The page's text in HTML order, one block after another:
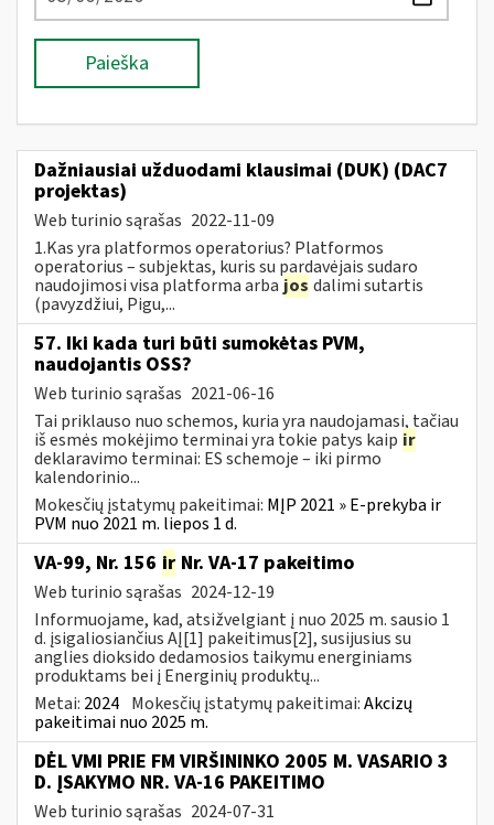
Paieška
Dažniausiai užduodami klausimai (DUK) (DAC7
projektas)
Web turinio sąrašas 2022-11-09
1.Kas yra platformos operatorius? Platformos
operatorius – subjektas, kuris su pardavėjais sudaro
naudojimosi visa platforma arba jos dalimi sutartis
(pavyzdžiui, Pigu,...
57. Iki kada turi būti sumokėtas PVM,
naudojantis OSS?
Web turinio sąrašas 2021-06-16
Tai priklauso nuo schemos, kuria yra naudojamasi, tačiau
iš esmės mokėjimo terminai yra tokie patys kaip ir
deklaravimo terminai: ES schemoje – iki pirmo
kalendorinio...
Mokesčių įstatymų pakeitimai: MĮP 2021 » E-prekyba ir
PVM nuo 2021 m. liepos 1 d.
VA-99, Nr. 156 ir Nr. VA-17 pakeitimo
Web turinio sąrašas 2024-12-19
Informuojame, kad, atsižvelgiant į nuo 2025 m. sausio 1
d. įsigaliosiančius AĮ[1] pakeitimus[2], susijusius su
anglies dioksido dedamosios taikymu energiniams
produktams bei į Energinių produktų...
Metai: 2024 Mokesčių įstatymų pakeitimai:Akcizų
pakeitimai nuo 2025 m.
DĖL VMI PRIE FM VIRŠININKO 2005 M. VASARIO 3
D. ĮSAKYMO NR. VA-16 PAKEITIMO
Web turinio sąrašas 2024-07-31